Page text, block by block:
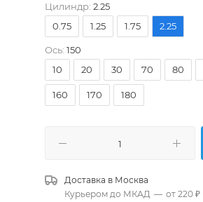
Цилиндр: 2.25
0.75
1.25 1.75 2.25
Ось: 150
10
20 30 70 80
160 170 180
Доставка в Москва
Курьером до МКАД — от 220 ₽